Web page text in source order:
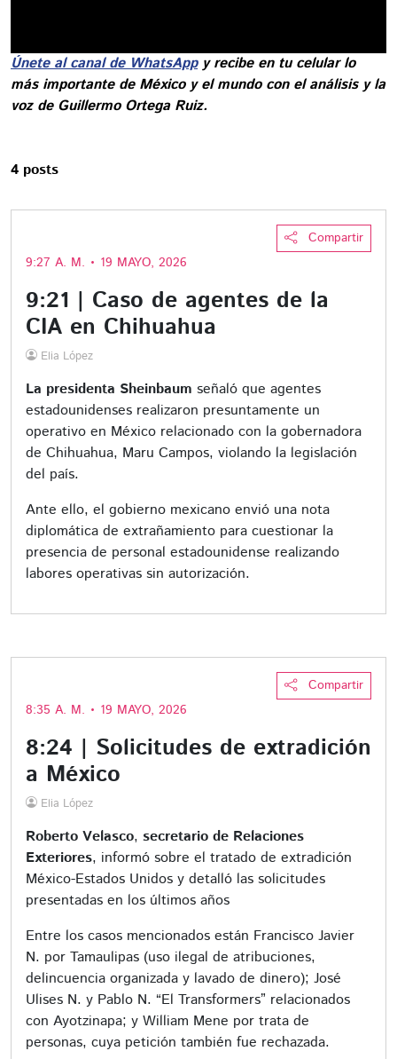
Únete al canal de WhatsAppy recibe en tu celular lo
más importante de México y el mundo con el análisis y la
voz de Guillermo Ortega Ruiz.
4 posts
Compartir
9:27 A. M. • 19 MAYO, 2026
9:21 | Caso de agentes de la
CIA en Chihuahua
Elia López
La presidenta Sheinbaum señaló que agentes
estadounidenses realizaron presuntamente un
operativo en México relacionado con la gobernadora
de Chihuahua, Maru Campos, violando la legislación
del país.
Ante ello, el gobierno mexicano envió una nota
diplomática de extrañamiento para cuestionar la
presencia de personal estadounidense realizando
labores operativas sin autorización.
Compartir
8:35 A. M. • 19 MAYO, 2026
8:24 | Solicitudes de extradición
a México
Elia López
Roberto Velasco, secretario de Relaciones
Exteriores, informó sobre el tratado de extradición
México-Estados Unidos y detalló las solicitudes
presentadas en los últimos años
Entre los casos mencionados están Francisco Javier
N. por Tamaulipas (uso ilegal de atribuciones,
delincuencia organizada y lavado de dinero); José
Ulises N. y Pablo N. “El Transformers” relacionados
con Ayotzinapa; y William Mene por trata de
personas, cuya petición también fue rechazada.